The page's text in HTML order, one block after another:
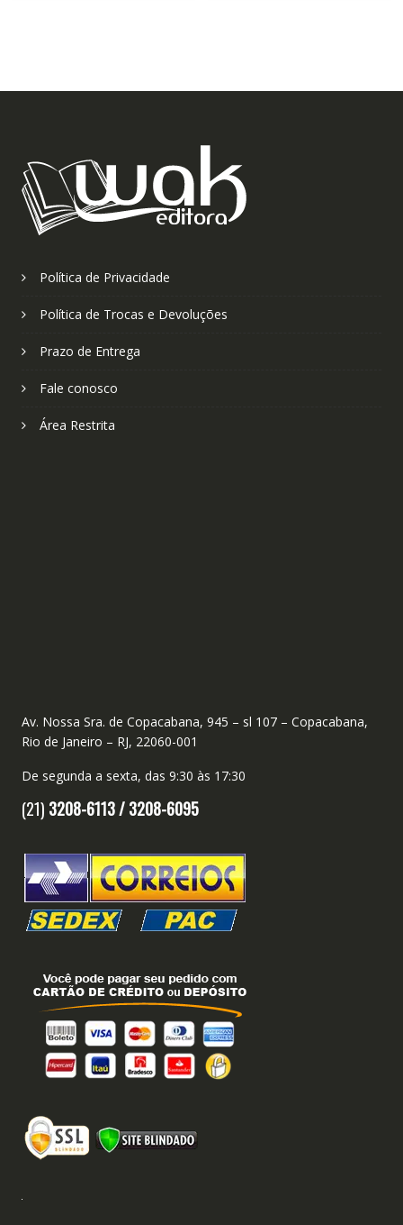
Política de Privacidade
Política de Trocas e Devoluções
Prazo de Entrega
Fale conosco
Área Restrita
Av. Nossa Sra. de Copacabana, 945 – sl 107 – Copacabana,
Rio de Janeiro – RJ, 22060-001
De segunda a sexta, das 9:30 às 17:30
(21) 3208-6113 /3208-6095